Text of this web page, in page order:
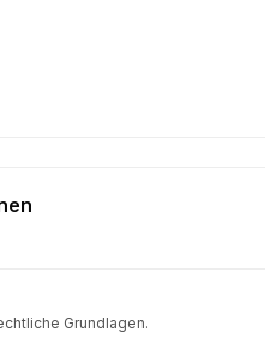
Grundlagen.